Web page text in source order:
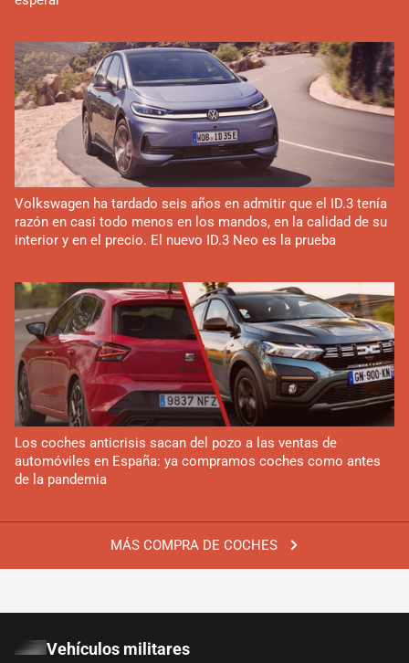
MÁS COMPRA DE COCHES
Volkswagen ha tardado seis años en admitir que el ID.3 tenía
razón en casi todo menos en los mandos, en la calidad de su
interior y en el precio. El nuevo ID.3 Neo es la prueba
Los coches anticrisis sacan del pozo a las ventas de
automóviles en España: ya compramos coches como antes
de la pandemia
Vehículos militares